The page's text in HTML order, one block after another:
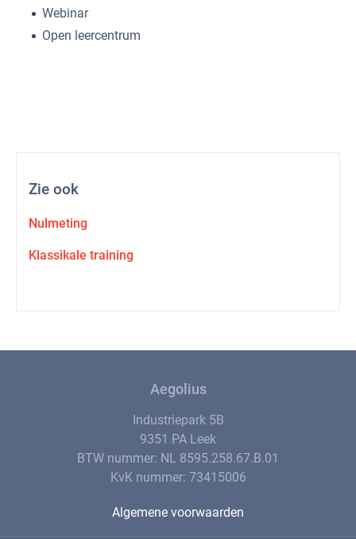
Webinar
Open leercentrum
Zie ook
Nulmeting
Klassikale training
Aegolius
Industriepark 5B
9351 PA Leek
BTW nummer: NL 8595.258.67.B.01
KvK nummer: 73415006
Algemene voorwaarden